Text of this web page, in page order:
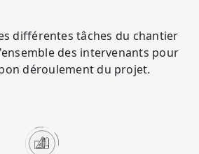
différentes tâches du chantier
des intervenants pour
déroulement du projet.